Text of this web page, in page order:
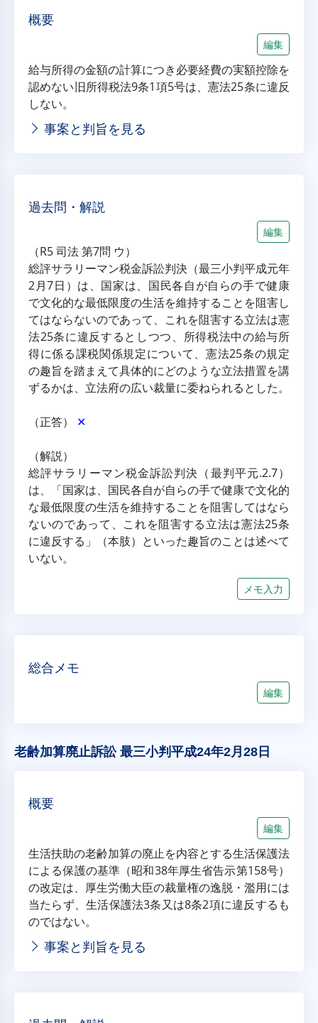
概要
編集
給与所得の金額の計算につき必要経費の実額控除を
認めない旧所得税法9条1項5号は、憲法25条に違反
しない。
事案と判旨を見る
過去問・解説
編集
（R5 司法 第7問 ウ）
総評サラリーマン税金訴訟判決（最三小判平成元年
2月7日）は、国家は、国民各自が自らの手で健康
で文化的な最低限度の生活を維持することを阻害し
てはならないのであって、これを阻害する立法は憲
法25条に違反するとしつつ、所得税法中の給与所
得に係る課税関係規定について、憲法25条の規定
の趣旨を踏まえて具体的にどのような立法措置を講
ずるかは、立法府の広い裁量に委ねられるとした。
（正答） ✕
（解説）
総評サラリーマン税金訴訟判決（最判平元.2.7）
は、「国家は、国民各自が自らの手で健康で文化的
な最低限度の生活を維持することを阻害してはなら
ないのであって、これを阻害する立法は憲法25条
に違反する」（本肢）といった趣旨のことは述べて
いない。
メモ入力
総合メモ
編集
老齢加算廃止訴訟 最三小判平成24年2月28日
概要
編集
生活扶助の老齢加算の廃止を内容とする生活保護法
による保護の基準（昭和38年厚生省告示第158号）
の改定は、厚生労働大臣の裁量権の逸脱・濫用には
当たらず、生活保護法3条又は8条2項に違反するも
のではない。
事案と判旨を見る